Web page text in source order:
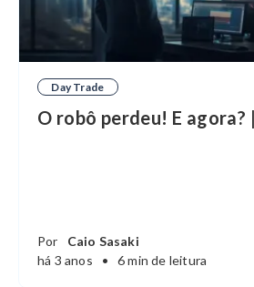
Day Trade
O robô perdeu! E agora?
Por
Caio Sasaki
há 3 anos
• 6 min de leitura